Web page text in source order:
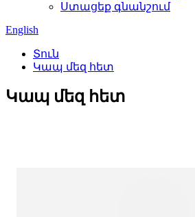
Ստացեք գնանշում
English
Տուն
Կապ մեզ հետ
Կապ մեզ հետ